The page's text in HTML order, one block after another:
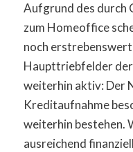
Aufgrund des durch
zum Homeoffice
noch
Haupttriebfelder
weiterhin aktiv: Der
Kreditaufnahme
weiterhin bestehen.
ausreichend